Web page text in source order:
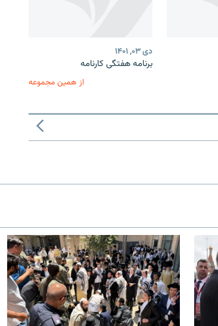
دی ۰۳, ۱۴۰۱
برنامه هفتگی کارنامه
از همین مجموعه